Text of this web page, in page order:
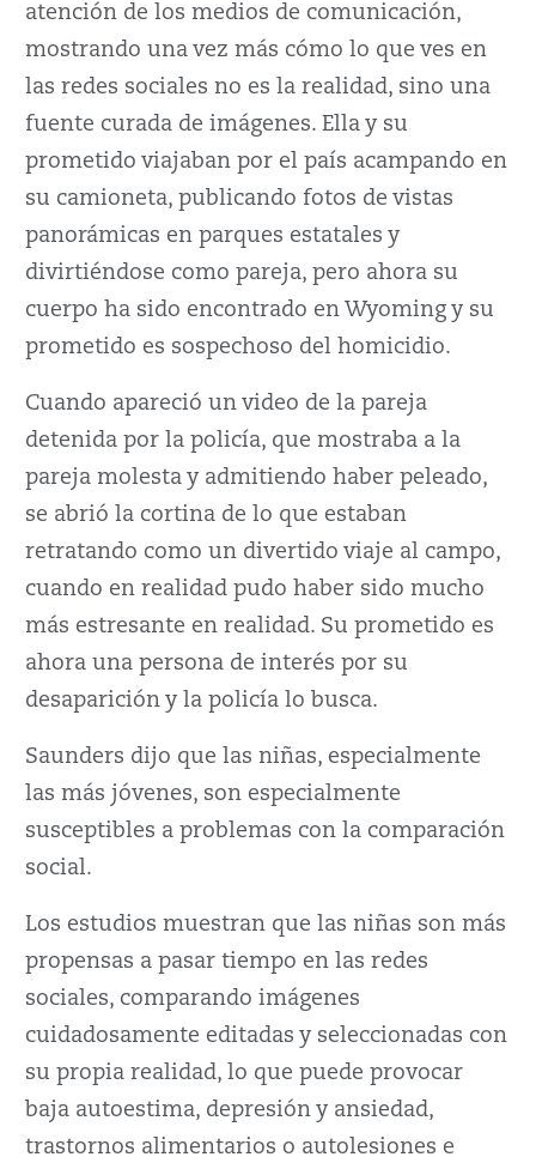
atención de los medios de comunicación,
mostrando una vez más cómo lo que ves en
las redes sociales no es la realidad, sino una
fuente curada de imágenes. Ella y su
prometido viajaban por el país acampando en
su camioneta, publicando fotos de vistas
panorámicas en parques estatales y
divirtiéndose como pareja, pero ahora su
cuerpo ha sido encontrado en Wyoming y su
prometido es sospechoso del homicidio.
Cuando apareció un video de la pareja
detenida por la policía, que mostraba a la
pareja molesta y admitiendo haber peleado,
se abrió la cortina de lo que estaban
retratando como un divertido viaje al campo,
cuando en realidad pudo haber sido mucho
más estresante en realidad. Su prometido es
ahora una persona de interés por su
desaparición y la policía lo busca.
Saunders dijo que las niñas, especialmente
las más jóvenes, son especialmente
susceptibles a problemas con la comparación
social.
Los estudios muestran que las niñas son más
propensas a pasar tiempo en las redes
sociales, comparando imágenes
cuidadosamente editadas y seleccionadas con
su propia realidad, lo que puede provocar
baja autoestima, depresión y ansiedad,
trastornos alimentarios o autolesiones e